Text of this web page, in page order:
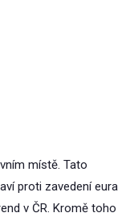
místě. Tato
proti zavedení eura
v ČR. Kromě toho